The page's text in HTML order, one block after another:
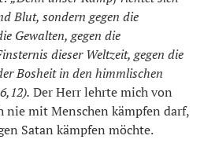
Blut, sondern gegen die
Gewalten, gegen die
dieser Weltzeit, gegen die
Bosheit in den himmlischen
Der Herr lehrte mich von
nie mit Menschen kämpfen darf,
Satan kämpfen möchte.